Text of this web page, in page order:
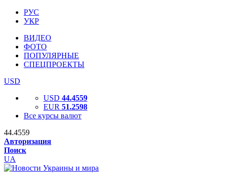
РУС
УКР
ВИДЕО
ФОТО
ПОПУЛЯРНЫЕ
СПЕЦПРОЕКТЫ
USD
USD 44.4559
EUR 51.2598
Все курсы валют
44.4559
Авторизация
Поиск
UA